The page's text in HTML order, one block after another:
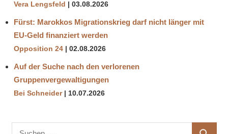
Vera Lengsfeld 03.08.2026
Fürst: Marokkos Migrationskrieg darf nicht länger mit
EU-Geld finanziert werden
Opposition 24 02.08.2026
Auf der Suche nach den verlorenen
Gruppenvergewaltigungen
Bei Schneider 10.07.2026